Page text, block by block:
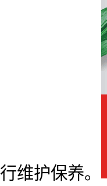
行维护保养。